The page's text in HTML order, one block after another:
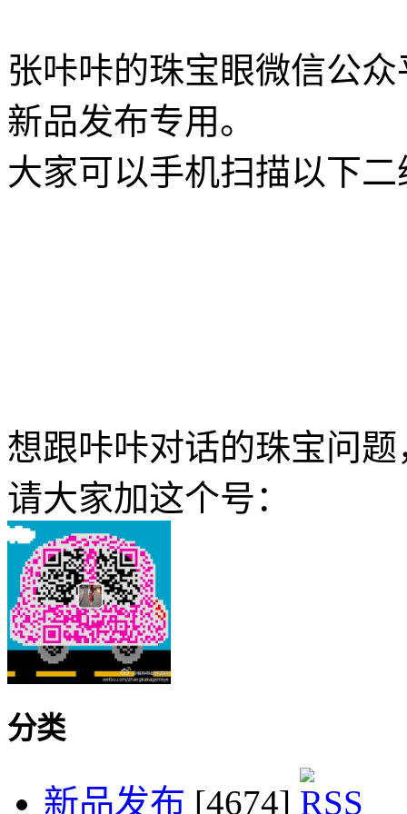
张咔咔的珠宝眼微信公
新品发布专用。
大家可以手机扫描以下
想跟咔咔对话的珠宝问题
请大家加这个号：
分类
新品发布 [4674]